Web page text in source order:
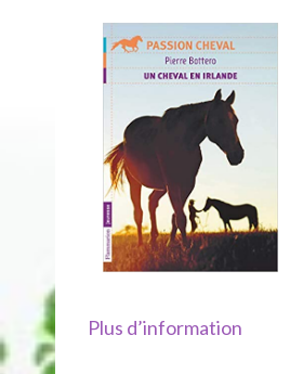
Plus d’information